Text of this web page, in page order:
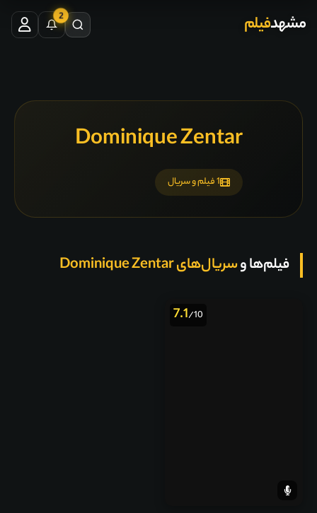
مشهدفیلم 2
Dominique Zentar
1 فیلم و سریال
فیلم‌ها وسریال‌های Dominique Zentar
7.1/10